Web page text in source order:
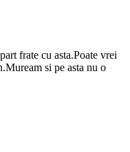
frate cu asta.Poate vrei
si pe asta nu o